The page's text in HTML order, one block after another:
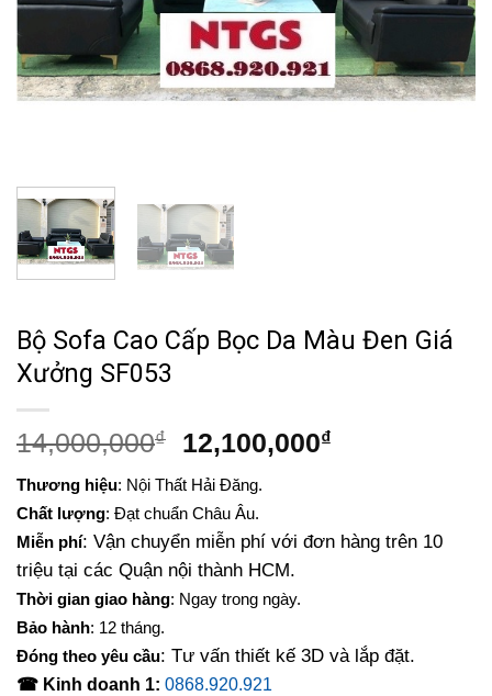
Bộ Sofa Cao Cấp Bọc Da Màu Đen Giá
Xưởng SF053
14,000,000₫
Giá
là:
14,000,000₫.
12,100,000₫Giá
12,100,000₫.
Thương hiệu: Nội Thất Hải Đăng.
Chất lượng: Đạt chuẩn Châu Âu.
Miễn phí: Vận chuyển miễn phí với đơn hàng trên 10
triệu tại các Quận nội thành HCM.
Thời gian giao hàng: Ngay trong ngày.
Bảo hành: 12 tháng.
Đóng theo yêu cầu: Tư vấn thiết kế 3D và lắp đặt.
☎ Kinh doanh 1: 0868.920.921